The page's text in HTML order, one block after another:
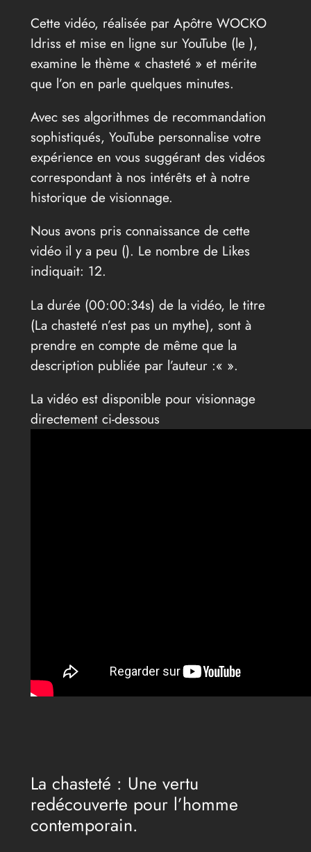
Cette vidéo, réalisée par Apôtre WOCKO
Idriss et mise en ligne sur YouTube (le ),
examine le thème « chasteté » et mérite
que l’on en parle quelques minutes.
Avec ses algorithmes de recommandation
sophistiqués, YouTube personnalise votre
expérience en vous suggérant des vidéos
correspondant à nos intérêts et à notre
historique de visionnage.
Nous avons pris connaissance de cette
vidéo il y a peu (). Le nombre de Likes
indiquait: 12.
La durée (00:00:34s) de la vidéo, le titre
(La chasteté n’est pas un mythe), sont à
prendre en compte de même que la
description publiée par l’auteur :« ».
La vidéo est disponible pour visionnage
directement ci-dessous
La chasteté : Une vertu
redécouverte pour l’homme
contemporain.